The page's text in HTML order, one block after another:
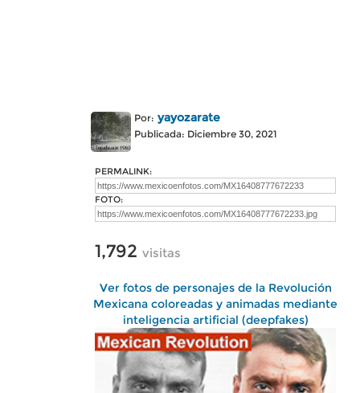
Por: yayozarate
Publicada: Diciembre 30, 2021
PERMALINK:
FOTO:
1,792 visitas
Ver fotos de personajes de la Revolución
Mexicana coloreadas y animadas mediante
inteligencia artificial (deepfakes)